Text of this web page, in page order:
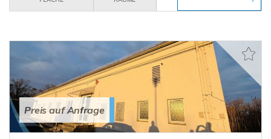
Preis auf Anfrage